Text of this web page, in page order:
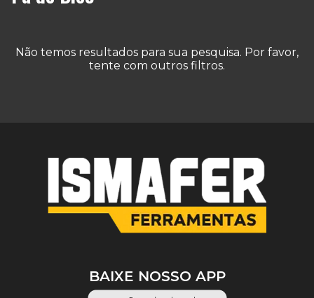
Não temos resultados para sua pesquisa. Por favor,
tente com outros filtros.
BAIXE NOSSO APP